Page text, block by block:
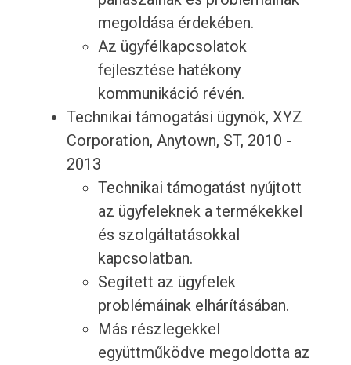
megoldása érdekében.
Az ügyfélkapcsolatok
fejlesztése hatékony
kommunikáció révén.
Technikai támogatási ügynök, XYZ
Corporation, Anytown, ST, 2010 -
2013
Technikai támogatást nyújtott
az ügyfeleknek a termékekkel
és szolgáltatásokkal
kapcsolatban.
Segített az ügyfelek
problémáinak elhárításában.
Más részlegekkel
együttműködve megoldotta az